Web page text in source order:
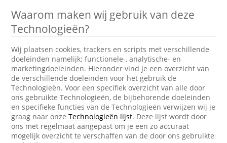
Waarom maken wij gebruik van deze
Technologieën?
Wij plaatsen cookies, trackers en scripts met verschillende
doeleinden namelijk: functionele-, analytische- en
marketingdoeleinden. Hieronder vind je een overzicht van
de verschillende doeleinden voor het gebruik de
Technologieën. Voor een specifiek overzicht van alle door
ons gebruikte Technologieën, de bijbehorende doeleinden
en specifieke functies van de Technologieën verwijzen wij je
graag naar onzeTechnologieën lijst. Deze lijst wordt door
ons met regelmaat aangepast om je een zo accuraat
mogelijk overzicht te verschaffen van de door ons gebruikte